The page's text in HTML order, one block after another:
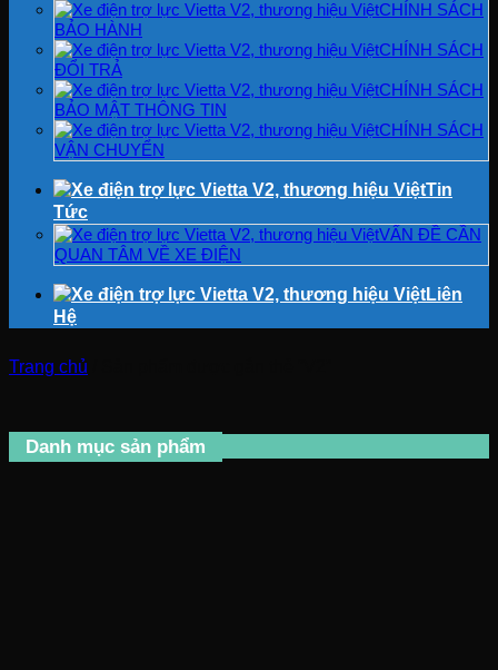
CHÍNH SÁCH
BẢO HÀNH
CHÍNH SÁCH
ĐỔI TRẢ
CHÍNH SÁCH
BẢO MẬT THÔNG TIN
CHÍNH SÁCH
VẬN CHUYỂN
Tin
Tức
VẤN ĐỀ CẦN
QUAN TÂM VỀ XE ĐIỆN
Liên
Hệ
Trang chủ
Danh mục sản phẩm